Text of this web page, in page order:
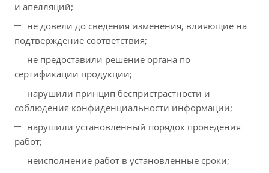
и апелляций;
не довели до сведения изменения, влияющие на
подтверждение соответствия;
не предоставили решение органа по
сертификации продукции;
нарушили принцип беспристрастности и
соблюдения конфиденциальности информации;
нарушили установленный порядок проведения
работ;
неисполнение работ в установленные сроки;